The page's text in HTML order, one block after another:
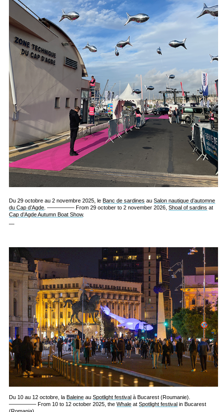
Du 29 octobre au 2 novembre 2025, leBanc de sardines auSalon nautique d’automne
du Cap d’Agde . ————— From 29 october to 2 november 2026,Shoal of sardins at
Cap d’Agde Autumn Boat Show.
—
Du 10 au 12 octobre, laBaleine auSpotlight festival à Bucarest (Roumanie).
————— From 10 to 12 october 2025, theWhale atSpotlight festival in Bucarest